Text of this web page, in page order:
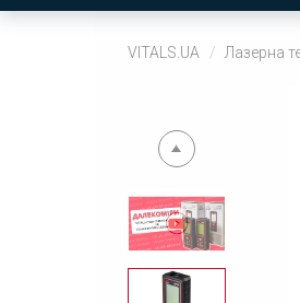
VITALS.UA Лазерна